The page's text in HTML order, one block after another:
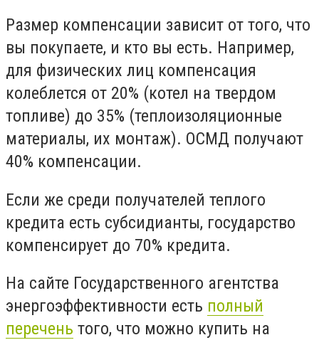
Размер компенсации зависит от того, что
вы покупаете, и кто вы есть. Например,
для физических лиц компенсация
колеблется от 20% (котел на твердом
топливе) до 35% (теплоизоляционные
материалы, их монтаж). ОСМД получают
40% компенсации.
Если же среди получателей теплого
кредита есть субсидианты, государство
компенсирует до 70% кредита.
На сайте Государственного агентства
энергоэффективности есть полный
перечень того, что можно купить на